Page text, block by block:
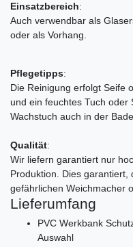
Einsatzbereich:
Auch verwendbar als
oder als Vorhang.
Pflegetipps:
Die Reinigung erfolgt Seife
und ein feuchtes Tuch oder
Wachstuch auch in der
Qualität:
Wir liefern garantiert nur
Produktion. Dies
gefährlichen Weichmacher
Lieferumfang
PVC Werkbank
Auswahl